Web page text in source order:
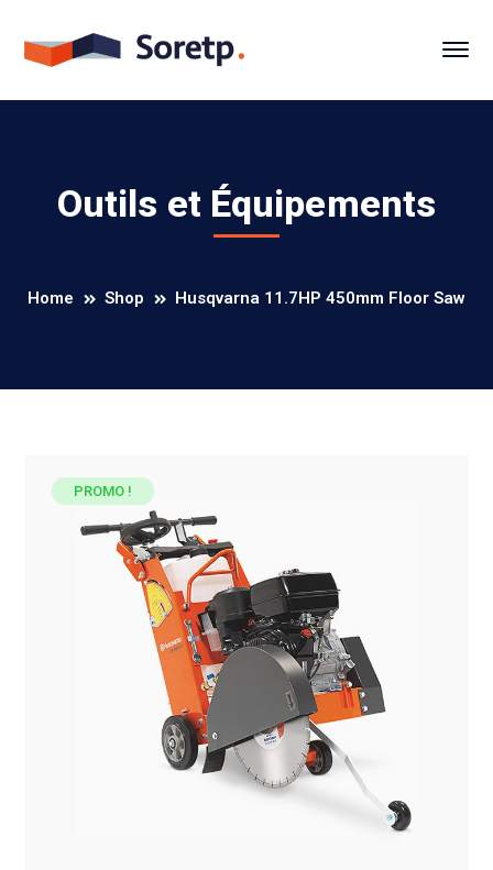
Outils et Équipements
Home Shop Husqvarna 11.7HP 450mm Floor Saw
PROMO !